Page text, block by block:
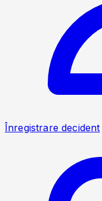
Înregistrare decident